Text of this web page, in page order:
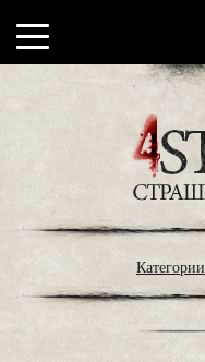
Категории